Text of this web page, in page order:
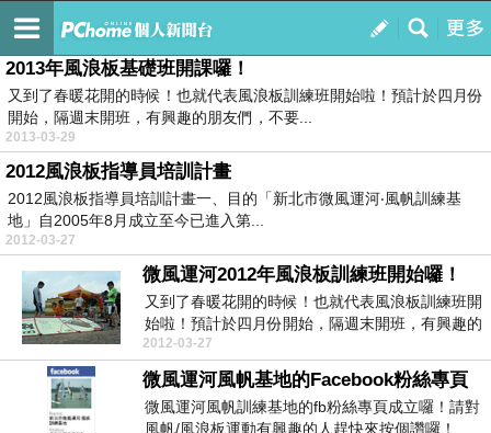
我的
訂閱
台北縣/新北市微風運河‧風帆訓練基地
2013年風浪板基礎班開課囉！
又到了春暖花開的時候！也就代表風浪板訓練班開始啦！預計於四月份
開始，隔週末開班，有興趣的朋友們，不要...
2013-03-29
2012風浪板指導員培訓計畫
2012風浪板指導員培訓計畫一、目的「新北市微風運河‧風帆訓練基
地」自2005年8月成立至今已進入第...
2012-03-27
微風運河2012年風浪板訓練班開始囉！
又到了春暖花開的時候！也就代表風浪板訓練班開
始啦！預計於四月份開始，隔週末開班，有興趣的
朋友們，不要...
2012-03-27
微風運河風帆基地的Facebook粉絲專頁
微風運河風帆訓練基地的fb粉絲專頁成立囉！請對
風帆/風浪板運動有興趣的人趕快來按個讚囉！